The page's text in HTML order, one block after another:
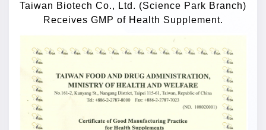
Taiwan Biotech Co., Ltd. (Science Park Branch)
Receives GMP of Health Supplement.